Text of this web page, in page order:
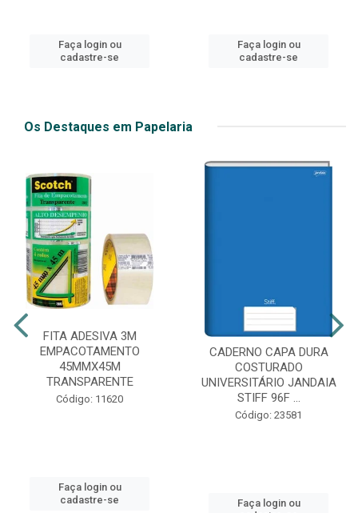
Faça login ou
cadastre-se
Faça login ou
cadastre-se
Os Destaques em Papelaria
FITA ADESIVA 3M
EMPACOTAMENTO
45MMX45M
TRANSPARENTE
Código: 11620
Faça login ou
cadastre-se
CADERNO CAPA DURA
COSTURADO
UNIVERSITÁRIO JANDAIA
STIFF 96F ...
Código: 23581
Faça login ou